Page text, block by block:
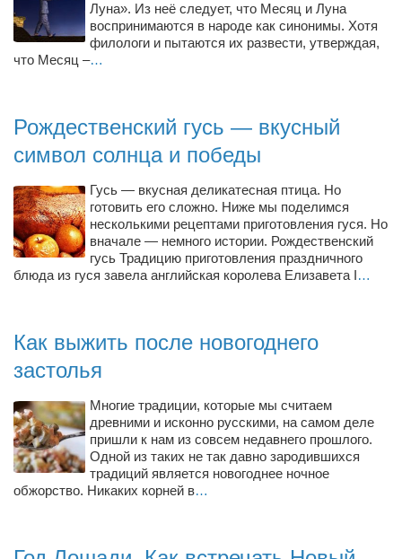
Луна». Из неё следует, что Месяц и Луна
воспринимаются в народе как синонимы. Хотя
филологи и пытаются их развести, утверждая,
что Месяц –…
Рождественский гусь — вкусный
символ солнца и победы
Гусь — вкусная деликатесная птица. Но
готовить его сложно. Ниже мы поделимся
несколькими рецептами приготовления гуся. Но
вначале — немного истории. Рождественский
гусь Традицию приготовления праздничного
блюда из гуся завела английская королева Елизавета І…
Как выжить после новогоднего
застолья
Многие традиции, которые мы считаем
древними и исконно русскими, на самом деле
пришли к нам из совсем недавнего прошлого.
Одной из таких не так давно зародившихся
традиций является новогоднее ночное
обжорство. Никаких корней в…